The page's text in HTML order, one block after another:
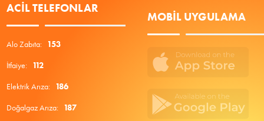
ACIL TELEFONLAR
Alo Zabıta: 153
İtfaiye: 112
Elektrik Arıza: 186
Doğalgaz Arıza: 187
MOBIL UYGULAMA